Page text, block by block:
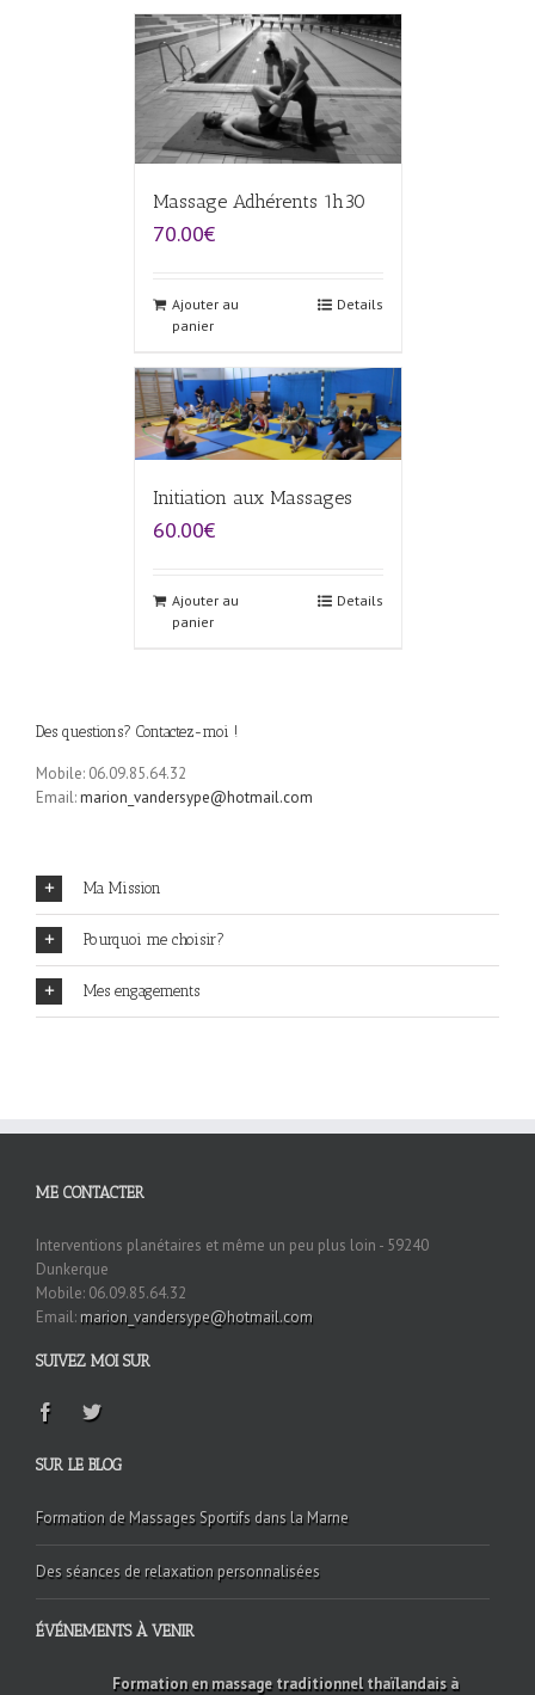
Massage Adhérents 1h30
70.00€
Ajouter au
panier
Details
Initiation aux Massages
60.00€
Ajouter au
panier
Details
Des questions? Contactez-moi !
Mobile: 06.09.85.64.32
Email:marion_vandersype@hotmail.com
Ma Mission
Pourquoi me choisir?
Mes engagements
ME CONTACTER
Interventions planétaires et même un peu plus loin - 59240
Dunkerque
Mobile: 06.09.85.64.32
Email: marion_vandersype@hotmail.com
SUIVEZ MOI SUR
SUR LE BLOG
Formation de Massages Sportifs dans la Marne
Des séances de relaxation personnalisées
ÉVÉNEMENTS À VENIR
Formation en massage traditionnel thaïlandais à